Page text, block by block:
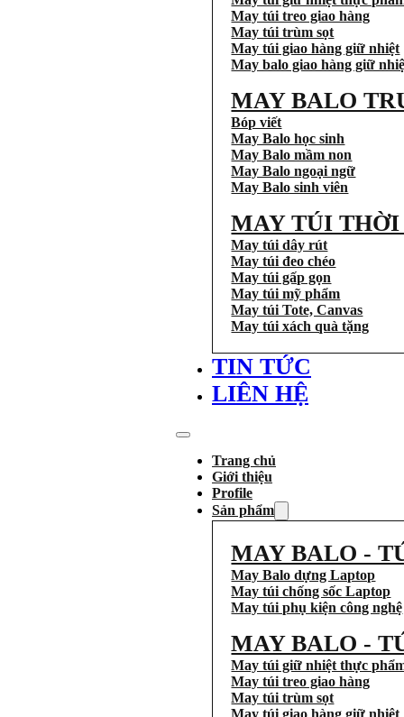
May túi treo giao hàng
May túi trùm sọt
May túi giao hàng giữ nhiệt
May balo giao hàng giữ
MAY BALO
Bóp viết
May Balo học sinh
May Balo mầm non
May Balo ngoại ngữ
May Balo sinh viên
MAY TÚI
May túi dây rút
May túi đeo chéo
May túi gấp gọn
May túi mỹ phẩm
May túi Tote, Canvas
May túi xách quà tặng
TIN TỨC
LIÊN HỆ
Trang chủ
Giới thiệu
Profile
Sản phẩm
MAY BALO -
May Balo dựng Laptop
May túi chống sốc Laptop
May túi phụ kiện công nghệ
MAY BALO -
May túi giữ nhiệt thực
May túi treo giao hàng
May túi trùm sọt
May túi giao hàng giữ nhiệt